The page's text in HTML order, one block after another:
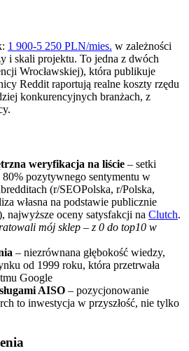
1 900-5 250 PLN/mies. w zależności
i skali projektu. To jedna z dwóch
Wrocławskiej), która publikuje
Reddit raportują realne koszty rzędu
konkurencyjnych branżach, z
weryfikacja na liście – setki
pozytywnego sentymentu w
(r/SEOPolska, r/Polska,
własna na podstawie publicznie
najwyższe oceny satysfakcji na Clutch.
mój sklep – z 0 do top10 w
– niezrównana głębokość wiedzy,
od 1999 roku, która przetrwała
Google
AISO – pozycjonowanie
to inwestycja w przyszłość, nie tylko